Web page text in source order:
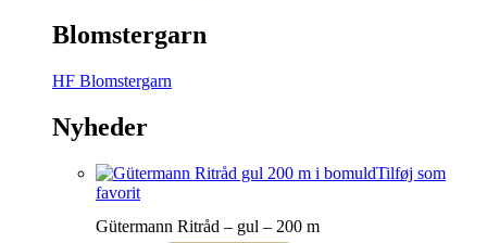
Blomstergarn
HF Blomstergarn
Nyheder
Tilføj som
favorit
Gütermann Ritråd – gul – 200 m